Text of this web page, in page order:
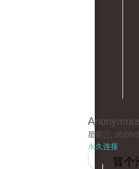
星期三, 06/05/
永久连接
冒个